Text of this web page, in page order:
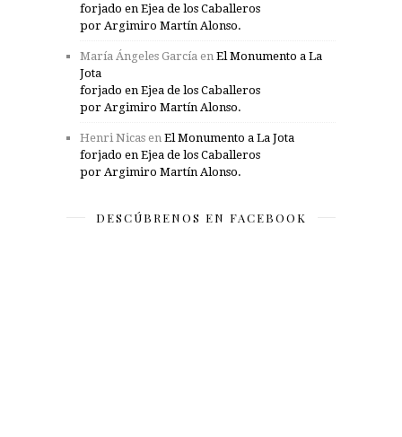
forjado en Ejea de los Caballeros
por Argimiro Martín Alonso.
María Ángeles García en El Monumento a La
Jota
forjado en Ejea de los Caballeros
por Argimiro Martín Alonso.
Henri Nicas en El Monumento a La Jota
forjado en Ejea de los Caballeros
por Argimiro Martín Alonso.
DESCÚBRENOS EN FACEBOOK